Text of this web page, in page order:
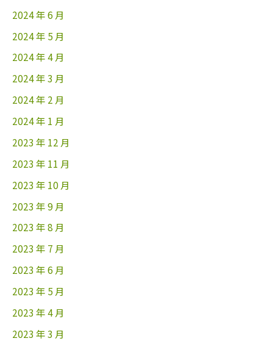
2024 年 6 月
2024 年 5 月
2024 年 4 月
2024 年 3 月
2024 年 2 月
2024 年 1 月
2023 年 12 月
2023 年 11 月
2023 年 10 月
2023 年 9 月
2023 年 8 月
2023 年 7 月
2023 年 6 月
2023 年 5 月
2023 年 4 月
2023 年 3 月